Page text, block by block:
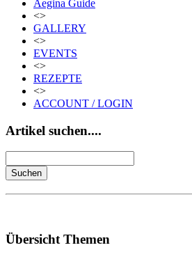
Aegina Guide
<>
GALLERY
<>
EVENTS
<>
REZEPTE
<>
ACCOUNT / LOGIN
Artikel suchen....
Übersicht Themen